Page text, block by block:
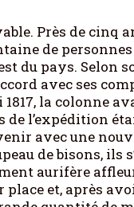
Près de cinq
de personnes
du pays. Selon
avec ses
la colonne
de l’expédition
avec une
de bisons, ils
aurifère
place et, après